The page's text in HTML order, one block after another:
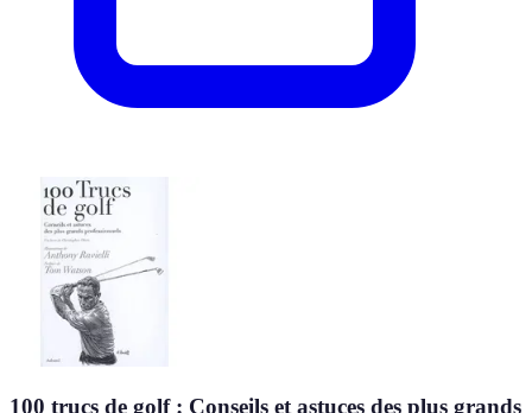
100 trucs de golf : Conseils et astuces des plus grands